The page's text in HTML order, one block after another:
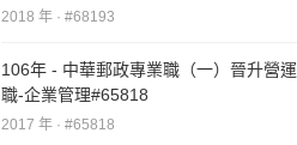
2018 年 · #68193
106年 - 中華郵政專業職（一）晉升營運
職-企業管理#65818
2017 年 · #65818